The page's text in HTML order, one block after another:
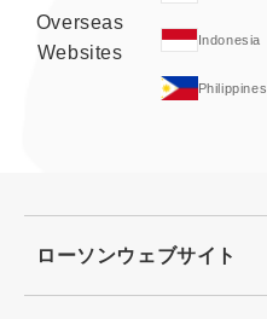
Overseas
Websites
Indonesia
Philippines
ローソンウェブサイト